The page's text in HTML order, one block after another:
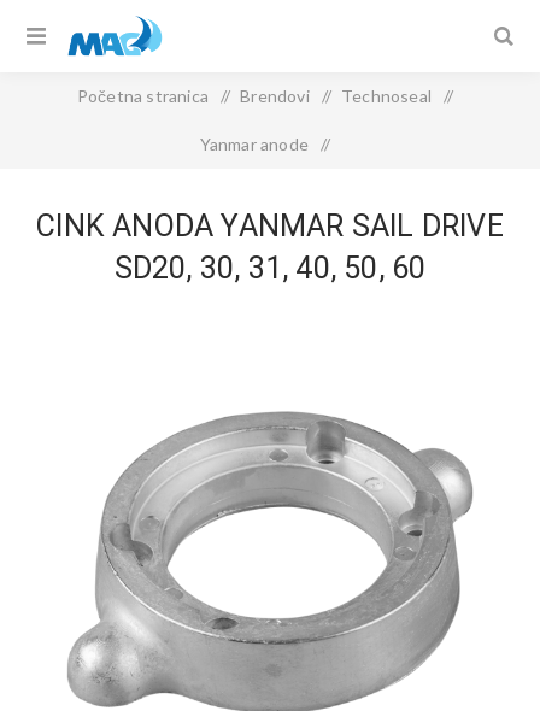
Početna stranica / Brendovi / Technoseal /
Yanmar anode /
CINK ANODA YANMAR SAIL DRIVE
SD20, 30, 31, 40, 50, 60